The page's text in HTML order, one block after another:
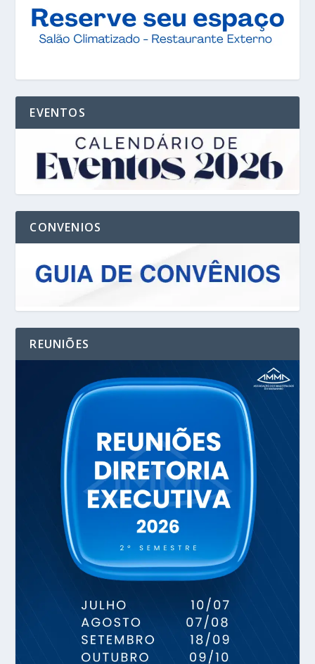
EVENTOS
CONVENIOS
REUNIÕES